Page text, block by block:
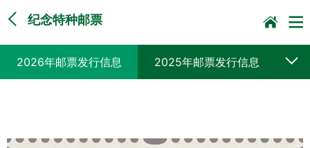
纪念特种邮票
2026年邮票发行信息 2025年邮票发行信息